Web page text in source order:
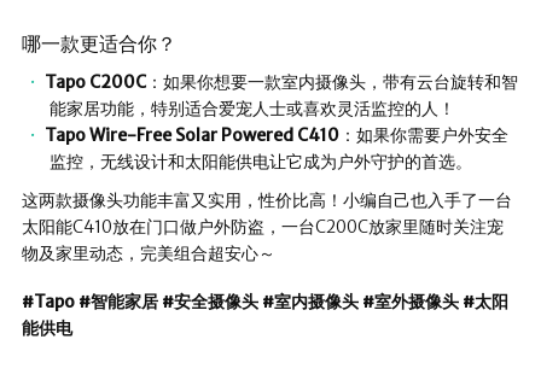
哪一款更适合你？
Tapo C200C ：如果你想要一款室内摄像头，带有云台旋转和智
能家居功能，特别适合爱宠人士或喜欢灵活监控的人！
Tapo Wire-Free Solar Powered C410 ：如果你需要户外安全
监控，无线设计和太阳能供电让它成为户外守护的首选。
这两款摄像头功能丰富又实用，性价比高！小编自己也入手了一台
太阳能C410放在门口做户外防盗，一台C200C放家里随时关注宠
物及家里动态，完美组合超安心～
#Tapo #智能家居 #安全摄像头 #室内摄像头 #室外摄像头 #太阳
能供电